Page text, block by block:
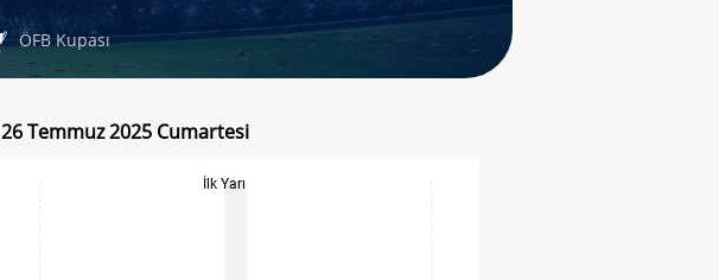
ÖFB Kupası
Temmuz 2025 Cumartesi
İlk Yarı